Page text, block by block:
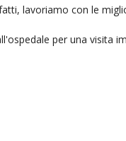
lavoriamo con le
per una visita